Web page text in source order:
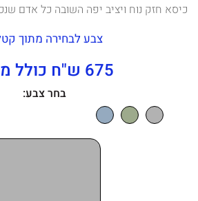
כיסא חזק נוח ויציב יפה השובה כל אדם
צבע לבחירה מתוך
675 ש"ח כולל מע"מ
בחר צבע: